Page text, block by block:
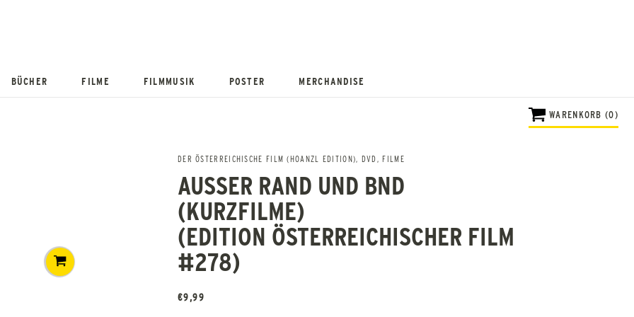
BÜCHER FILME FILMMUSIK POSTER MERCHANDISE
WARENKORB (0)
DER ÖSTERREICHISCHE FILM (HOANZL EDITION), DVD,FILME
AUSSER RAND UND BND
(KURZFILME)
(EDITION ÖSTERREICHISCHER FILM
#278)
€9,99